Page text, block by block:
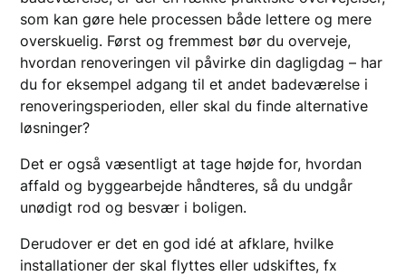
som kan gøre hele processen både lettere og mere
overskuelig. Først og fremmest bør du overveje,
hvordan renoveringen vil påvirke din dagligdag – har
du for eksempel adgang til et andet badeværelse i
renoveringsperioden, eller skal du finde alternative
løsninger?
Det er også væsentligt at tage højde for, hvordan
affald og byggearbejde håndteres, så du undgår
unødigt rod og besvær i boligen.
Derudover er det en god idé at afklare, hvilke
installationer der skal flyttes eller udskiftes, fx